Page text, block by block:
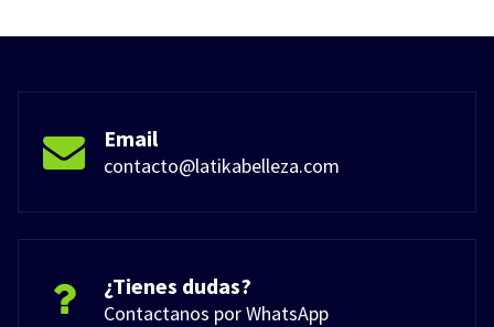
Email
contacto@latikabelleza.com
¿Tienes dudas?
Contactanos por WhatsApp